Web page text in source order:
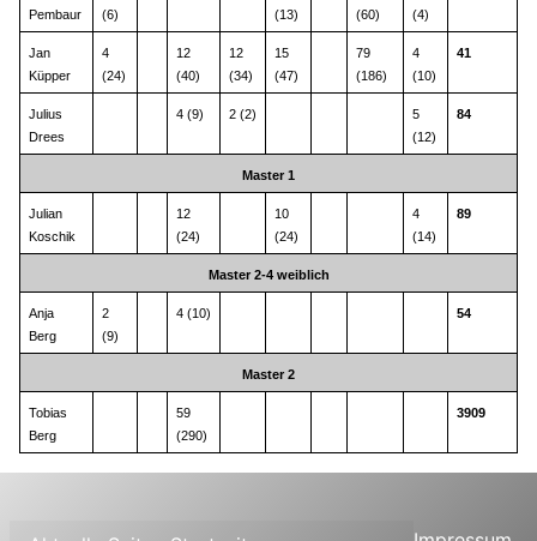
Pembaur
(6)
(13)
(60)
(4)
Jan
Küpper
4
(24)
12
(40)
12
(34)
15
(47)
79
(186)
4
(10)
41
Julius
Drees
4 (9) 2 (2)
5
(12)
84
Master 1
Julian
Koschik
12
(24)
10
(24)
4
(14)
89
Master 2-4 weiblich
Anja
Berg
2
(9)
4 (10) 54
Master 2
Tobias
Berg
59
(290)
3909